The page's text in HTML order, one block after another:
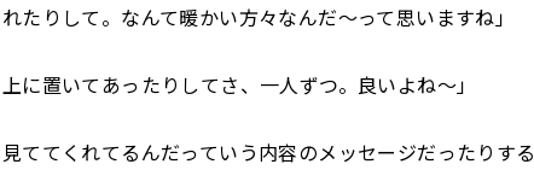
たりして。なんて暖かい方々なんだ〜って思いますね」
置いてあったりしてさ、一人ずつ。良いよね〜」
ててくれてるんだっていう内容のメッセージだったりする